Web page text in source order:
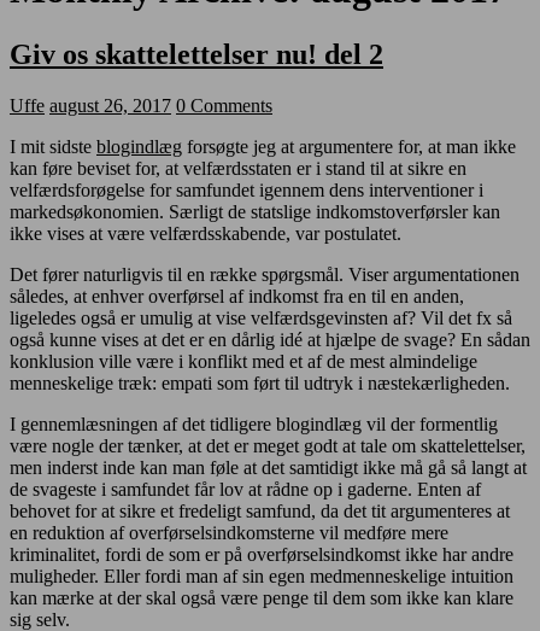
Giv os skattelettelser nu! del 2
Uffe august 26, 2017 0 Comments
I mit sidste blogindlæg forsøgte jeg at argumentere for, at man ikke
kan føre beviset for, at velfærdsstaten er i stand til at sikre en
velfærdsforøgelse for samfundet igennem dens interventioner i
markedsøkonomien. Særligt de statslige indkomstoverførsler kan
ikke vises at være velfærdsskabende, var postulatet.
Det fører naturligvis til en række spørgsmål. Viser argumentationen
således, at enhver overførsel af indkomst fra en til en anden,
ligeledes også er umulig at vise velfærdsgevinsten af? Vil det fx så
også kunne vises at det er en dårlig idé at hjælpe de svage? En sådan
konklusion ville være i konflikt med et af de mest almindelige
menneskelige træk: empati som ført til udtryk i næstekærligheden.
I gennemlæsningen af det tidligere blogindlæg vil der formentlig
være nogle der tænker, at det er meget godt at tale om skattelettelser,
men inderst inde kan man føle at det samtidigt ikke må gå så langt at
de svageste i samfundet får lov at rådne op i gaderne. Enten af
behovet for at sikre et fredeligt samfund, da det tit argumenteres at
en reduktion af overførselsindkomsterne vil medføre mere
kriminalitet, fordi de som er på overførselsindkomst ikke har andre
muligheder. Eller fordi man af sin egen medmenneskelige intuition
kan mærke at der skal også være penge til dem som ikke kan klare
sig selv.